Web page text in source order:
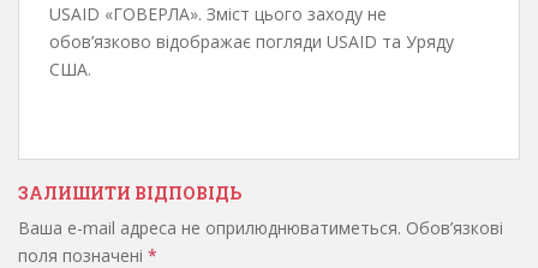
USAID «ГОВЕРЛА». Зміст цього заходу не
обов’язково відображає погляди USAID та Уряду
США.
ЗАЛИШИТИ ВІДПОВІДЬ
Ваша e-mail адреса не оприлюднюватиметься. Обов’язкові
поля позначені *